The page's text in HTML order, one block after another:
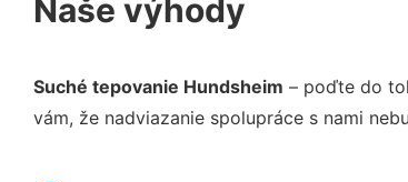
Naše výhody
Suché tepovanie Hundsheim – poďte do
vám, že nadviazanie spolupráce s nami